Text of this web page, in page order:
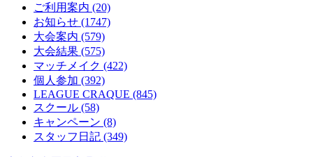
ご利用案内 (20)
お知らせ (1747)
大会案内 (579)
大会結果 (575)
マッチメイク (422)
個人参加 (392)
LEAGUE CRAQUE (845)
スクール (58)
キャンペーン (8)
スタッフ日記 (349)